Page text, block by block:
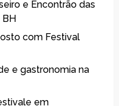
e Encontrão das
BH
com Festival
e gastronomia na
em